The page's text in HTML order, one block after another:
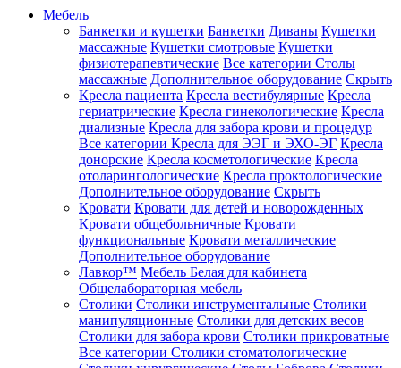
Мебель
Банкетки и кушетки Банкетки Диваны Кушетки
массажные Кушетки смотровые Кушетки
физиотерапевтические Все категории Столы
массажные Дополнительное оборудование Скрыть
Кресла пациента Кресла вестибулярные Кресла
гериатрические Кресла гинекологические Кресла
диализные Кресла для забора крови и процедур
Все категории Кресла для ЭЭГ и ЭХО-ЭГ Кресла
донорские Кресла косметологические Кресла
отоларингологические Кресла проктологические
Дополнительное оборудование Скрыть
Кровати Кровати для детей и новорожденных
Кровати общебольничные Кровати
функциональные Кровати металлические
Дополнительное оборудование
Лавкор™ Мебель Белая для кабинета
Общелабораторная мебель
Столики Столики инструментальные Столики
манипуляционные Столики для детских весов
Столики для забора крови Столики прикроватные
Все категории Столики стоматологические